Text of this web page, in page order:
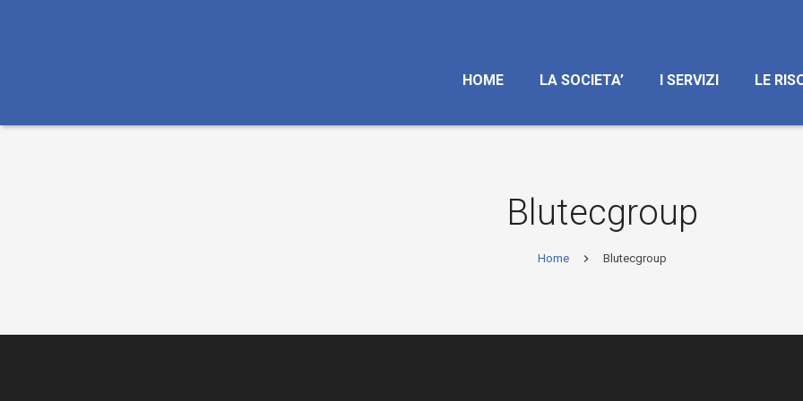
HOME LA SOCIETA’ I SERVIZI LE
Blutecgroup
Home Blutecgroup